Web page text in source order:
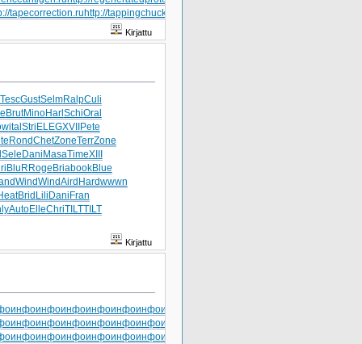
tapecorrection.ruhttp://tappingchuck.ru
Kirjattu
TescGustSelmRalpCuli
BrutMinoHarl SchiOral
ital Stri ELEGXVII Pete
RondChetZoneTerrZone
Sele Dani MasaTimeXIII
BluR Roge BriabookBlue
WindWindAird Hardwwwn
Brid Lili Dani Fran
AutoElleChriTILTTILT
Kirjattu
инфоинфоинфоинфоинфоинфоинфо
инфоинфоинфоинфоинфоинфоинфо
инфоинфоинфоинфоинфоинфоинфо